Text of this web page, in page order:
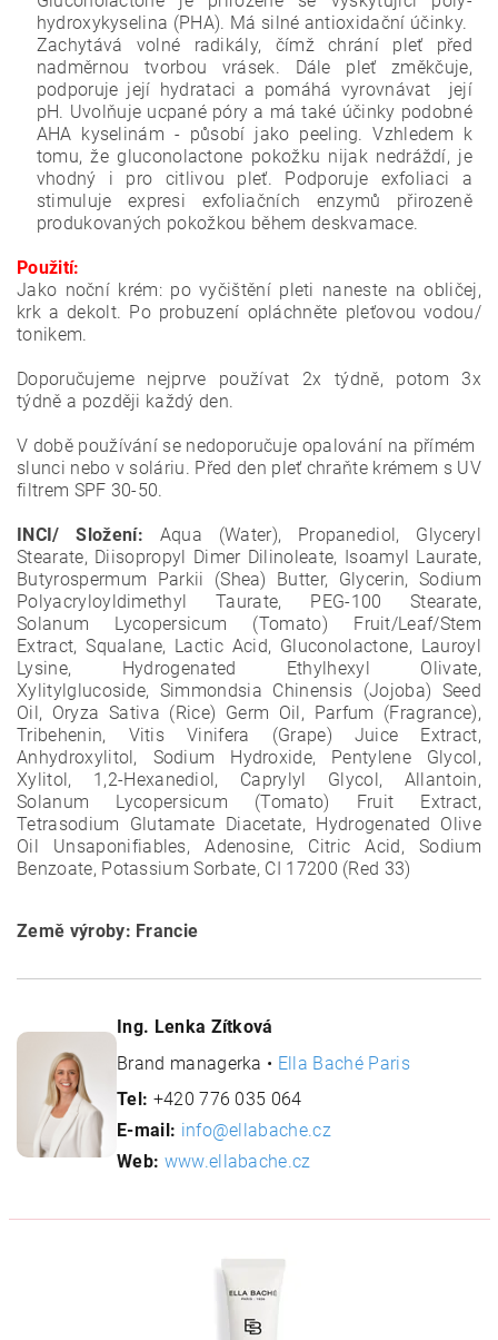
hydroxykyselina (PHA). Má silné antioxidační účinky.
Zachytává volné radikály, čímž chrání pleť před
nadměrnou tvorbou vrásek. Dále pleť změkčuje,
podporuje její hydrataci a pomáhá vyrovnávat její
pH. Uvolňuje ucpané póry a má také účinky podobné
AHA kyselinám - působí jako peeling. Vzhledem k
tomu, že gluconolactone pokožku nijak nedráždí, je
vhodný i pro citlivou pleť. Podporuje exfoliaci a
stimuluje expresi exfoliačních enzymů přirozeně
produkovaných pokožkou během deskvamace.
Použití:
Jako noční krém: po vyčištění pleti naneste na obličej,
krk a dekolt. Po probuzení opláchněte pleťovou vodou/
tonikem.
Doporučujeme nejprve používat 2x týdně, potom 3x
týdně a později každý den.
V době používání se nedoporučuje opalování na přímém
slunci nebo v soláriu. Před den pleť chraňte krémem s UV
filtrem SPF 30-50.
INCI/ Složení: Aqua (Water), Propanediol, Glyceryl
Stearate, Diisopropyl Dimer Dilinoleate, Isoamyl Laurate,
Butyrospermum Parkii (Shea) Butter, Glycerin, Sodium
Polyacryloyldimethyl Taurate, PEG-100 Stearate,
Solanum Lycopersicum (Tomato) Fruit/Leaf/Stem
Extract, Squalane, Lactic Acid, Gluconolactone, Lauroyl
Lysine, Hydrogenated Ethylhexyl Olivate,
Xylitylglucoside, Simmondsia Chinensis (Jojoba) Seed
Oil, Oryza Sativa (Rice) Germ Oil, Parfum (Fragrance),
Tribehenin, Vitis Vinifera (Grape) Juice Extract,
Anhydroxylitol, Sodium Hydroxide, Pentylene Glycol,
Xylitol, 1,2-Hexanediol, Caprylyl Glycol, Allantoin,
Solanum Lycopersicum (Tomato) Fruit Extract,
Tetrasodium Glutamate Diacetate, Hydrogenated Olive
Oil Unsaponifiables, Adenosine, Citric Acid, Sodium
Benzoate, Potassium Sorbate, CI 17200 (Red 33)
Země výroby: Francie
Ing. Lenka Zítková
Brand managerka • Ella Baché Paris
Tel: +420 776 035 064
E-mail: info@ellabache.cz
Web: www.ellabache.cz